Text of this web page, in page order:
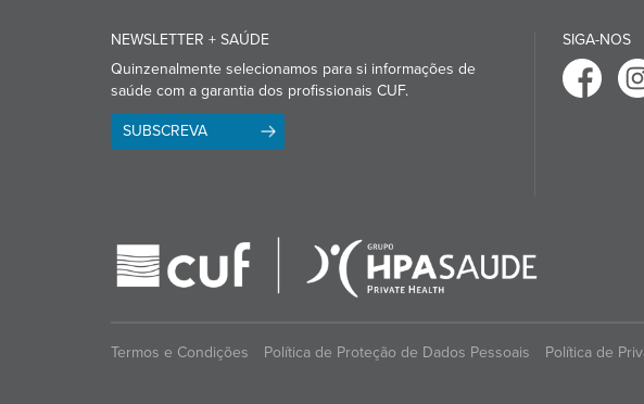
NEWSLETTER + SAÚDE
Quinzenalmente selecionamos para si informações de
saúde com a garantia dos profissionais CUF.
SUBSCREVA
SIGA-NOS
Termos e Condições Política de Proteção de Dados Pessoais Política de